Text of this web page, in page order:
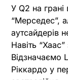
У Q2 на грані
“Мерседес”,
аутсайдерів
Навіть
Відзначаємо
Ріккардо у